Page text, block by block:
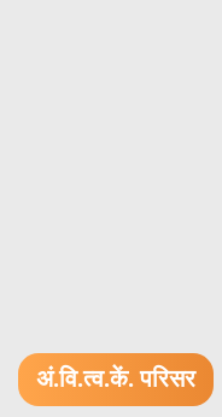
अं.वि.त्व.कें. परिसर